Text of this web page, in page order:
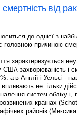
від
до однієї з
причиною
характеризується
США захворюваність і
а в Англії і Уельсі -
не тільки
систем обліку
країнах
районів